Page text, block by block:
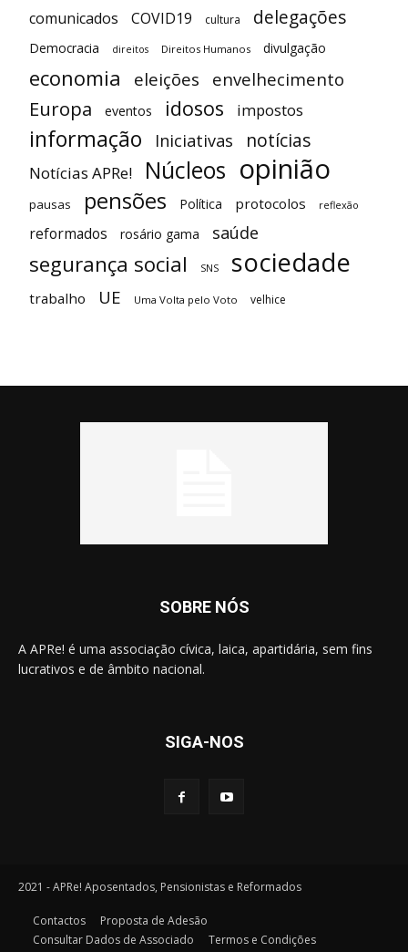
comunicados COVID19 cultura delegações
Democracia direitos Direitos Humanos divulgação
economia eleições envelhecimento
Europa eventos idosos impostos
informação Iniciativas notícias
Notícias APRe! Núcleos opinião
pausas pensões Política protocolos reflexão
reformados rosário gama saúde
segurança social SNS sociedade
trabalho UE Uma Volta pelo Voto velhice
SOBRE NÓS
A APRe! é uma associação cívica, laica, apartidária, sem fins
lucrativos e de âmbito nacional.
SIGA-NOS
2021 - APRe! Aposentados, Pensionistas e Reformados
Contactos
Proposta de Adesão
Consultar Dados de Associado
Termos e Condições